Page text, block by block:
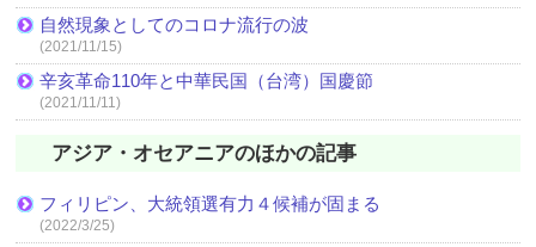
自然現象としてのコロナ流行の波
(2021/11/15)
辛亥革命110年と中華民国（台湾）国慶節
(2021/11/11)
アジア・オセアニアのほかの記事
フィリピン、大統領選有力４候補が固まる
(2022/3/25)